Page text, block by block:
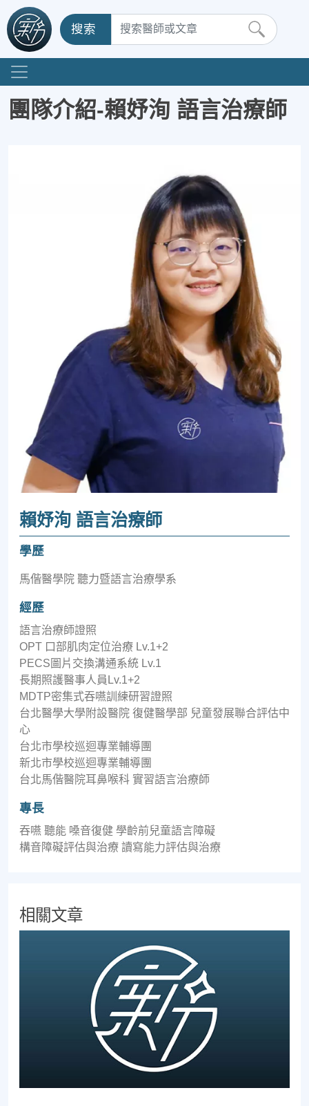
搜索
團隊介紹-賴妤洵 語言治療師
賴妤洵 語言治療師
學歷
馬偕醫學院 聽力暨語言治療學系
經歷
語言治療師證照
OPT 口部肌肉定位治療 Lv.1+2
PECS圖片交換溝通系統 Lv.1
長期照護醫事人員Lv.1+2
MDTP密集式吞嚥訓練研習證照
台北醫學大學附設醫院 復健醫學部 兒童發展聯合評估中
心
台北市學校巡迴專業輔導團
新北市學校巡迴專業輔導團
台北馬偕醫院耳鼻喉科 實習語言治療師
專長
吞嚥 聽能 嗓音復健 學齡前兒童語言障礙
構音障礙評估與治療 讀寫能力評估與治療
相關文章